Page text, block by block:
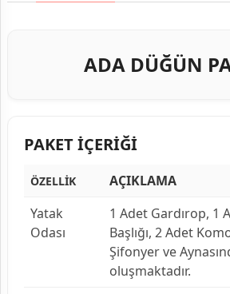
ADA DÜĞÜN
PAKET İÇERİĞİ
ÖZELLİK
AÇIKLAMA
Yatak
Odası
1 Adet Gardırop, 1
Başlığı, 2 Adet
Şifonyer ve
oluşmaktadır.